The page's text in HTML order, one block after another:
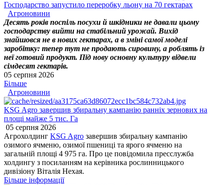
Господарство запустило переробку льону на 70 гектарах
Агроновини
Десять років поспіль посухи й шкідники не давали цьому
господарству вийти на стабільний урожай. Вихід
знайшовся не в нових гектарах, а в зміні самої моделі
заробітку: тепер тут не продають сировину, а роблять із
неї готовий продукт. Під нову основну культуру відвели
сімдесят гектарів.
05 серпня 2026
Більше
Агроновини
KSG Agro завершив збиральну кампанію ранніх зернових на
площі майже 5 тис. Га
05 серпня 2026
Агрохолдинг KSG Agro завершив збиральну кампанію
озимого ячменю, озимої пшениці та ярого ячменю на
загальній площі 4 975 га. Про це повідомила пресслужба
холдингу з посиланням на керівника рослинницького
дивізіону Віталія Нехая.
Більше інформації